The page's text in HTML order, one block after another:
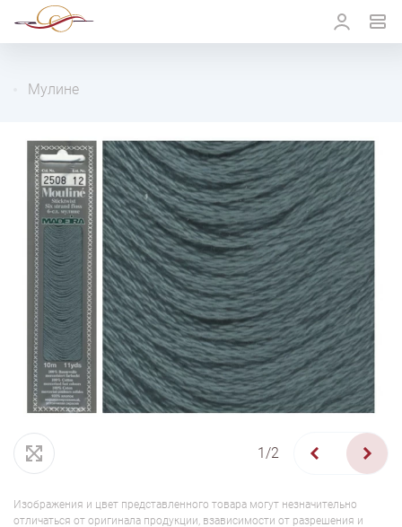
Мулине
1/2
Изображения и цвет представленного товара могут незначительно
отличаться от оригинала продукции, взависимости от разрешения и